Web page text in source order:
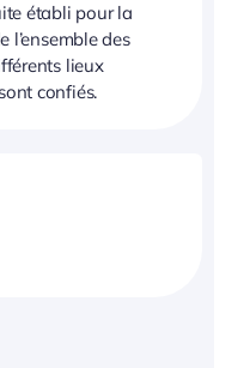
établi pour la
l’ensemble des
lieux
confiés.